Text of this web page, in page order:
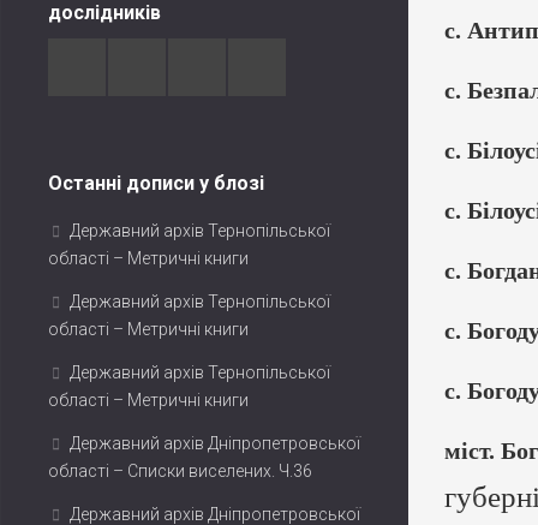
дослідників
Останні дописи у блозі
Державний архів Тернопільської
області – Метричні книги
Державний архів Тернопільської
області – Метричні книги
Державний архів Тернопільської
області – Метричні книги
Державний архів Дніпропетровської
області – Списки виселених. Ч.36
Державний архів Дніпропетровської
с.
с.
с.
с.
с.
с.
с.
міст.